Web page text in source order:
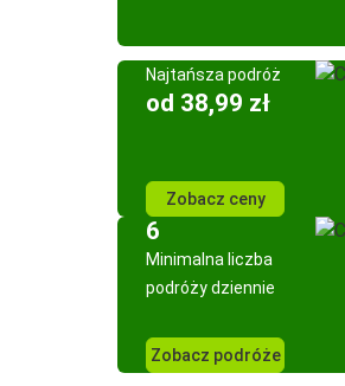
Najtańsza podróż
od 38,99 zł
Zobacz ceny
6
Minimalna liczba
podróży dziennie
Zobacz podróże